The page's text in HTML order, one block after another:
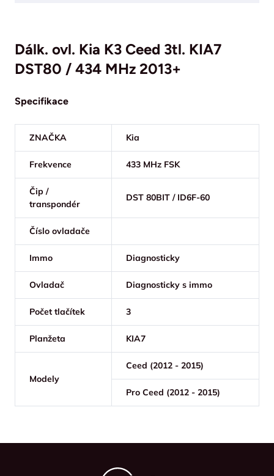
Dálk. ovl. Kia K3 Ceed 3tl. KIA7
DST80 / 434 MHz 2013+
Specifikace
ZNAČKA Kia
Frekvence 433 MHz FSK
Čip /
transpondér
DST 80BIT / ID6F-60
Číslo ovladače
Immo Diagnosticky
Ovladač Diagnosticky s immo
Počet tlačítek 3
Planžeta KIA7
Modely
Ceed (2012 - 2015)
Pro Ceed (2012 - 2015)